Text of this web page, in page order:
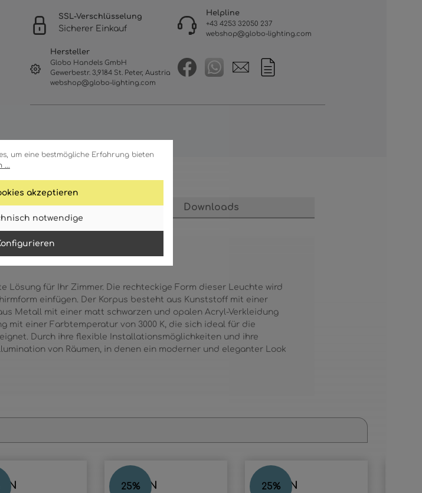
um eine bestmögliche Erfahrung bieten
...
akzeptieren
notwendige
SSL-Verschlüsselung
Sicherer Einkauf
Helpline
+43 4253 32050 237
webshop@globo-lighting.com
Hersteller
Globo Handels GmbH
Gewerbestr. 3,9184 St. Peter, Austria
webshop@globo-lighting.com
Technische Daten Downloads
Lösung für Ihr Zimmer. Die rechteckige Form dieser Leuchte wird
einfügen. Der Korpus besteht aus Kunststoff mit einer
Metall mit einer matt schwarzen und opalen Acryl-Verkleidung
mit einer Farbtemperatur von 3000 K, die sich ideal für die
Durch ihre flexible Installationsmöglichkeiten und ihre
von Räumen, in denen ein moderner und eleganter Look
25%
JAYDEN 25%
JAYDEN